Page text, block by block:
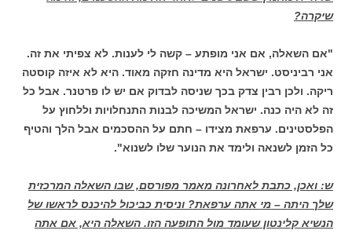
שיקרה?
"אם השאלה, אם אני מופתע – קשה לי לענות. לא צפיתי את זה.
אני רביניסט. ישראל היא מדינה חזקה מאוד. היא לא איזה קוסטה
ריקה. ולכן רבין צדק בכך שניסה לבדוק אם יש לו פרטנר. אבל כל
זה לא היה כנה. ישראל המשיכה לבנות התנחלויות וללחוץ על
הפלסטינים. ערפאת מצידו – חתם על ההסכמים אבל הלך והטיף
כל הזמן לשנאה ולימד את הנוער שלו לשנוא".
ש: ואכן, כתבת לאחרונה מאמר מפורסם, שבו השאלה המרכזית
שלך היתה – מי אתה ערפאת? וניסית כביכול להיכנס לראשו של
הנשיא קלינטון שעומד מול התופעה הזו. השאלה היא, אם אתה